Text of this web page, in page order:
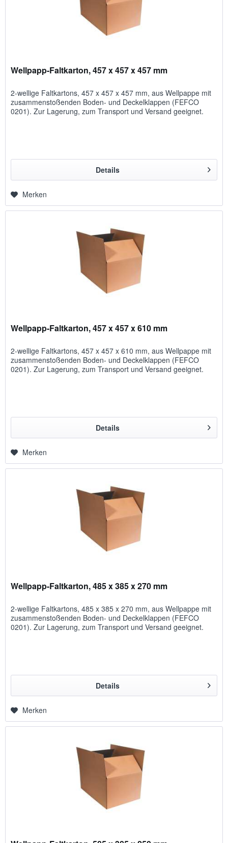
Wellpapp-Faltkarton, 457 x 457 x 457 mm
2-wellige Faltkartons, 457 x 457 x 457 mm, aus Wellpappe mit
zusammenstoßenden Boden- und Deckelklappen (FEFCO
0201). Zur Lagerung, zum Transport und Versand geeignet.
Details
Merken
Wellpapp-Faltkarton, 457 x 457 x 610 mm
2-wellige Faltkartons, 457 x 457 x 610 mm, aus Wellpappe mit
zusammenstoßenden Boden- und Deckelklappen (FEFCO
0201). Zur Lagerung, zum Transport und Versand geeignet.
Details
Merken
Wellpapp-Faltkarton, 485 x 385 x 270 mm
2-wellige Faltkartons, 485 x 385 x 270 mm, aus Wellpappe mit
zusammenstoßenden Boden- und Deckelklappen (FEFCO
0201). Zur Lagerung, zum Transport und Versand geeignet.
Details
Merken